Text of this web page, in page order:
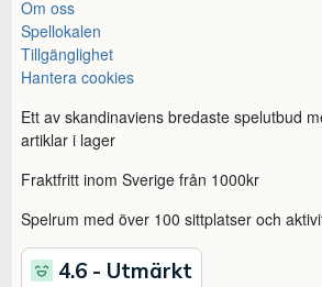
Om oss
Spellokalen
Tillgänglighet
Hantera cookies
Ett av skandinaviens bredaste spelutbud
artiklar i lager
Fraktfritt inom Sverige från 1000kr
Spelrum med över 100 sittplatser och